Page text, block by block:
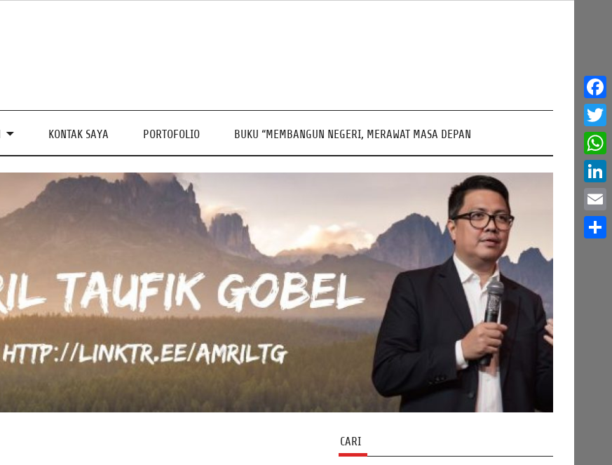
KONTAK SAYA PORTOFOLIO BUKU “MEMBANGUN NEGERI, MERAWAT MASA DEPAN
CARI
Email